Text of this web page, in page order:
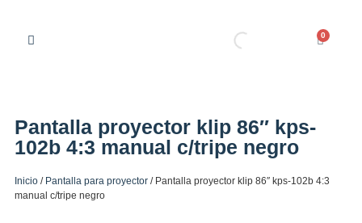
0
Pantalla proyector klip 86″ kps-
102b 4:3 manual c/tripe negro
Inicio / Pantalla para proyector / Pantalla proyector klip 86″ kps-102b 4:3
manual c/tripe negro